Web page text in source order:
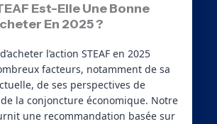
Est-Elle Une Bonne
En 2025 ?
l’action STEAF en 2025
facteurs, notamment de sa
de ses perspectives de
la conjoncture économique. Notre
une recommandation basée sur